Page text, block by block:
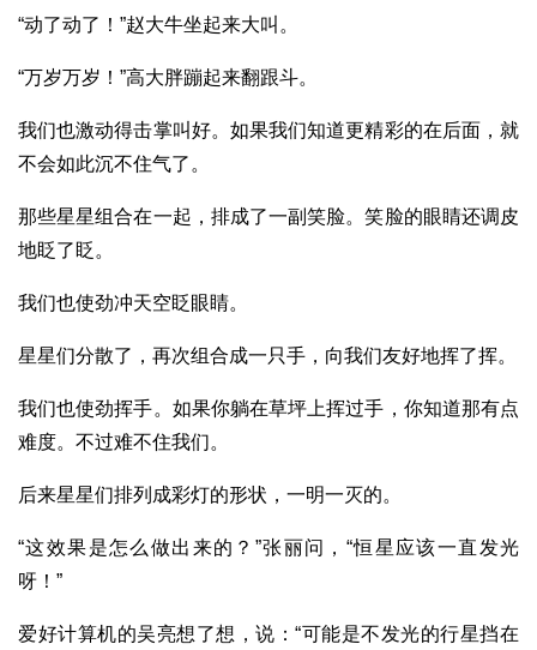
“动了动了！”赵大牛坐起来大叫。
“万岁万岁！”高大胖蹦起来翻跟斗。
我们也激动得击掌叫好。如果我们知道更精彩的在后面，就
不会如此沉不住气了。
那些星星组合在一起，排成了一副笑脸。笑脸的眼睛还调皮
地眨了眨。
我们也使劲冲天空眨眼睛。
星星们分散了，再次组合成一只手，向我们友好地挥了挥。
我们也使劲挥手。如果你躺在草坪上挥过手，你知道那有点
难度。不过难不住我们。
后来星星们排列成彩灯的形状，一明一灭的。
“这效果是怎么做出来的？”张丽问，“恒星应该一直发光
呀！”
爱好计算机的吴亮想了想，说：“可能是不发光的行星挡在